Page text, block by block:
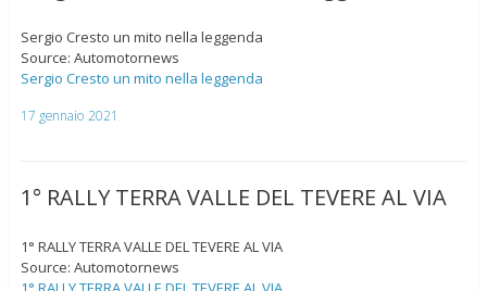
Sergio Cresto un mito nella leggenda
Source: Automotornews
Sergio Cresto un mito nella leggenda
17 gennaio 2021
1° RALLY TERRA VALLE DEL TEVERE AL VIA
1° RALLY TERRA VALLE DEL TEVERE AL VIA
Source: Automotornews